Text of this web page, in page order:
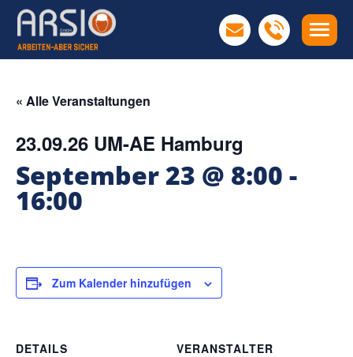
« Alle Veranstaltungen
23.09.26 UM-AE Hamburg
September 23 @ 8:00 -
16:00
Zum Kalender hinzufügen
DETAILS
VERANSTALTER